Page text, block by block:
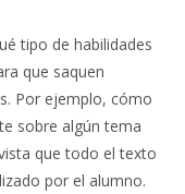
tipo de habilidades
que saquen
Por ejemplo, cómo
sobre algún tema
que todo el texto
por el alumno.